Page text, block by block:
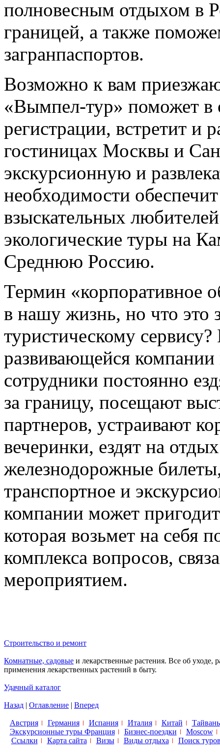
полновесным отдыхом в
границей, а также
загранпаспортов.
Возможно к вам
«Вымпел-тур» поможет
регистрации, встретит и
гостиницах Москвы и
экскурсионную и
необходимости
взыскательных
экологические туры на
Среднюю Россию.
Термин «корпоративное
в нашу жизнь, но что это
туристическому
развивающейся компании
сотрудники постоянно
за границу, посещают
партнеров, устраивают
вечеринки, ездят на
железнодорожные
транспортное и
компании может
которая возьмет на себя
комплекса вопросов,
мероприятием.
Строительство и ремонт
Комнатные, садовые и лекарственные растения. Все об
применения лекарственных растений в быту.
Удачный каталог
Назад | Оглавление | Вперед
Австрия Германия Испания Италия Китай
Тайвань
Экскурсионные туры Франция
Бизнес-поездки
Moscow
Ссылки
Карта сайта Визы Виды отдыха Поиск